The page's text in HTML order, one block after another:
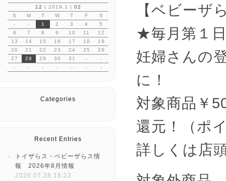
【ベビーザ
★毎月第１
妊婦さんの
に！
対象商品￥
還元！（ポ
詳しくは店
12 | 2019.1 | 02
S
M T W T F
S
-
- 1 2 3 4
5
6
7 8 9 10 11
12
13
14 15 16 17 18
19
20
21 22 23 24 25
26
27
28 29 30 31 -
-
-
- - - - - -
Categories
Recent Entries
トイザらス・ベビーザらス情
報 2026年8月情報
2026.07.28 16:23